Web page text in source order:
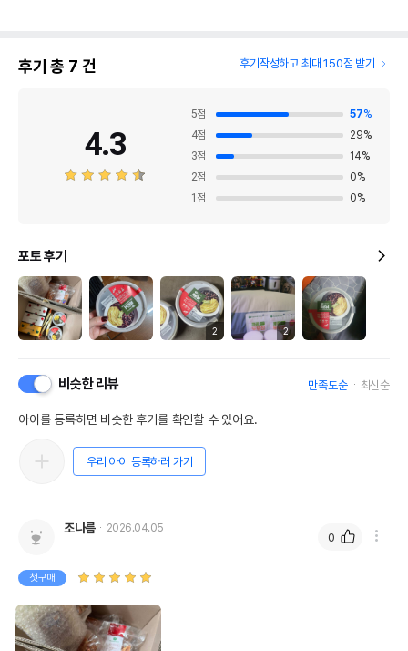
후기 총 7 건 후기작성하고 최대 150점 받기
4.3
5점 57%
4점 29%
3점 14%
2점 0%
1 점 0%
포토 후기
2 2
비슷한 리뷰 만족도순 최신순
아이를 등록하면 비슷한 후기를 확인할 수 있어요.
우리 아이 등록하러 가기
조나름 2026.04.05
첫구매
0